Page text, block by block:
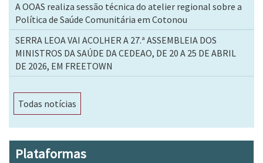
A OOAS realiza sessão técnica do atelier regional sobre a
Política de Saúde Comunitária em Cotonou
SERRA LEOA VAI ACOLHER A 27.ª ASSEMBLEIA DOS
MINISTROS DA SAÚDE DA CEDEAO, DE 20 A 25 DE ABRIL
DE 2026, EM FREETOWN
Todas notícias
Plataformas